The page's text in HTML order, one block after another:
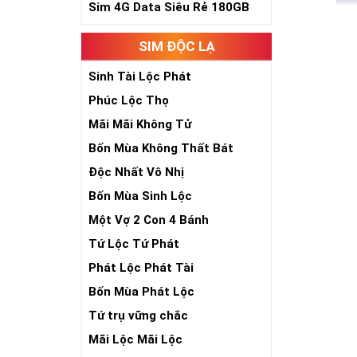
Sim 4G Data Siêu Rẻ 180GB
SIM ĐỘC LẠ
Sinh Tài Lộc Phát
Phúc Lộc Thọ
Mãi Mãi Không Tử
Bốn Mùa Không Thất Bát
Độc Nhất Vô Nhị
Bốn Mùa Sinh Lộc
Một Vợ 2 Con 4 Bánh
Tứ Lộc Tứ Phát
Phát Lộc Phát Tài
Bốn Mùa Phát Lộc
Tứ trụ vững chắc
Mãi Lộc Mãi Lộc